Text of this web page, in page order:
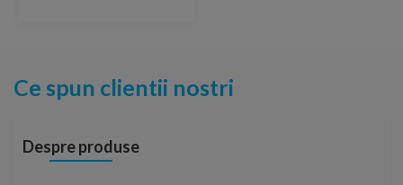
Ce spun clientii nostri
Despre produse